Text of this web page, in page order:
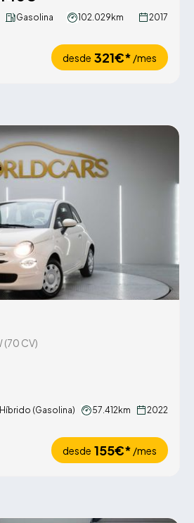
Gasolina 102.029km 2017
desde 321€* /mes
(70 CV)
Híbrido (Gasolina) 57.412km 2022
desde 155€* /mes